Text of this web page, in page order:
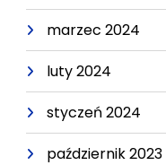
marzec 2024
luty 2024
styczeń 2024
październik 2023